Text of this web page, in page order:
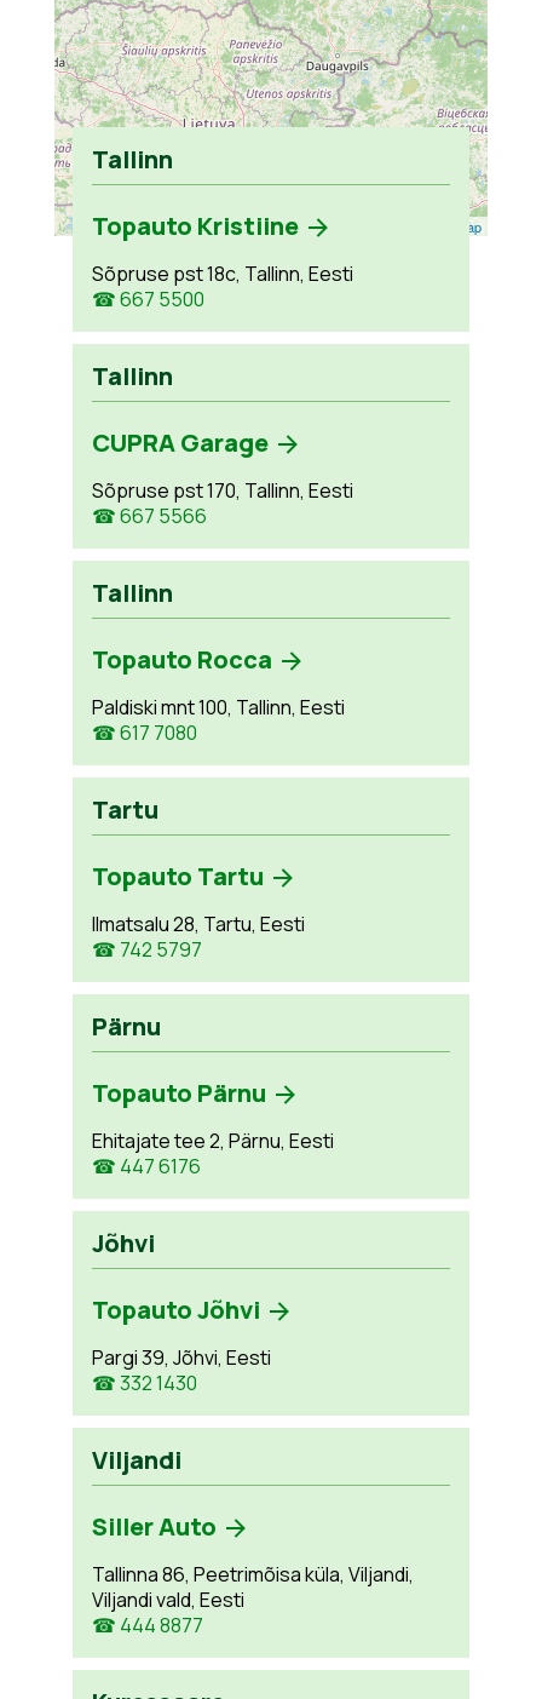
Leaflet OpenStreetMap
Tallinn
Topauto Kristiine
Sõpruse pst 18c, Tallinn, Eesti
☎ 667 5500
Tallinn
CUPRA Garage
Sõpruse pst 170, Tallinn, Eesti
☎ 667 5566
Tallinn
Topauto Rocca
Paldiski mnt 100, Tallinn, Eesti
☎ 617 7080
Tartu
Topauto Tartu
Ilmatsalu 28, Tartu, Eesti
☎ 742 5797
Pärnu
Topauto Pärnu
Ehitajate tee 2, Pärnu, Eesti
☎ 447 6176
Jõhvi
Topauto Jõhvi
Pargi 39, Jõhvi, Eesti
☎ 332 1430
Viljandi
Siller Auto
Tallinna 86, Peetrimõisa küla, Viljandi,
Viljandi vald, Eesti
☎ 444 8877